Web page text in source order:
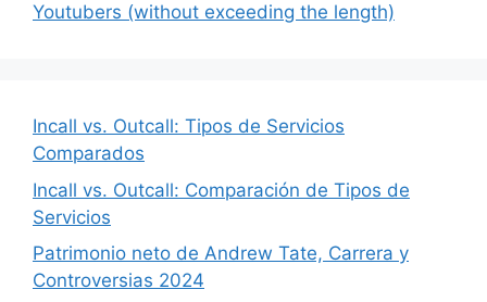
Youtubers (without exceeding the length)
Incall vs. Outcall: Tipos de Servicios
Comparados
Incall vs. Outcall: Comparación de Tipos de
Servicios
Patrimonio neto de Andrew Tate, Carrera y
Controversias 2024